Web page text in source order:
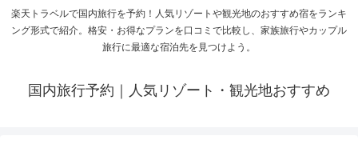
楽天トラベルで国内旅行を予約！人気リゾートや観光地のおすすめ宿をランキ
ング形式で紹介。格安・お得なプランを口コミで比較し、家族旅行やカップル
旅行に最適な宿泊先を見つけよう。
国内旅行予約｜人気リゾート・観光地おすすめ